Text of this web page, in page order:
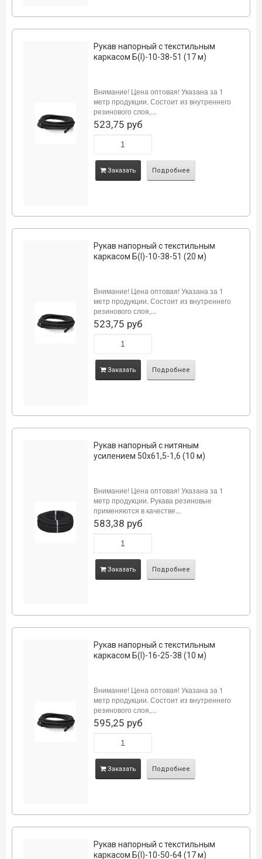
Рукав напорный с текстильным
каркасом Б(I)-10-38-51 (17 м)
Внимание! Цена оптовая! Указана за 1
метр продукции. Состоит из внутреннего
резинового слоя,...
523,75 руб
Заказать Подробнее
Рукав напорный с текстильным
каркасом Б(I)-10-38-51 (20 м)
Внимание! Цена оптовая! Указана за 1
метр продукции. Состоит из внутреннего
резинового слоя,...
523,75 руб
Заказать Подробнее
Рукав напорный с нитяным
усилением 50х61,5-1,6 (10 м)
Внимание! Цена оптовая! Указана за 1
метр продукции. Рукава резиновые
применяются в качестве...
583,38 руб
Заказать Подробнее
Рукав напорный с текстильным
каркасом Б(I)-16-25-38 (10 м)
Внимание! Цена оптовая! Указана за 1
метр продукции. Состоит из внутреннего
резинового слоя,...
595,25 руб
Заказать Подробнее
Рукав напорный с текстильным
каркасом Б(I)-10-50-64 (17 м)